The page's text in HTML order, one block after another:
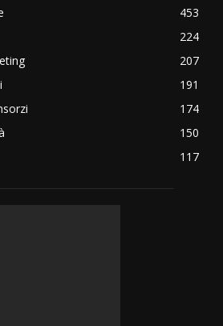
453
224
207
191
174
150
117